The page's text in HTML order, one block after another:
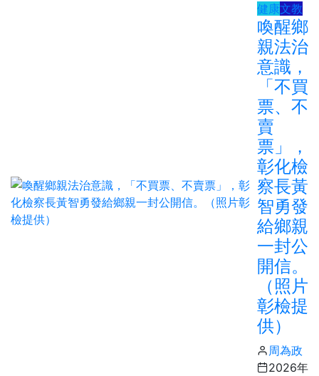
健康文教
喚醒鄉
親法治
意識，
「不買
票、不
賣
票」，
彰化檢
察長黃
智勇發
給鄉親
一封公
開信。
（照片
彰檢提
供）
周為政
2026年